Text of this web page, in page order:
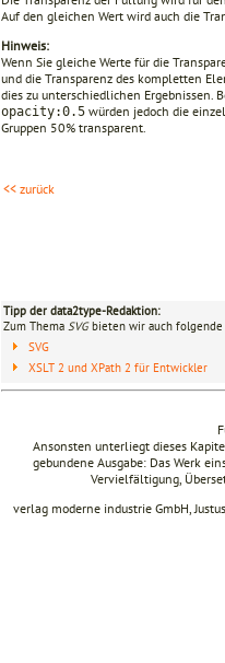
Auf den gleichen Wert wird auch die
Hinweis:
Wenn Sie gleiche Werte für die
und die Transparenz des kompletten
dies zu unterschiedlichen Ergebnissen.
opacity:0.5 würden jedoch die
Gruppen 50% transparent.
<< zurück
Tipp der data2type-Redaktion:
Zum Thema SVGbieten wir auch folgende
SVG
XSLT 2 und XPath 2 für Entwickler
Ansonsten unterliegt dieses
gebundene Ausgabe: Das Werk
Vervielfältigung,
verlag moderne industrie GmbH,